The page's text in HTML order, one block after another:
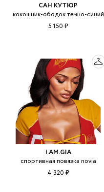
САН КУТЮР
кокошник-ободок темно-синий
5 150 ₽
I.AM.GIA
спортивная повязка novia
4 320 ₽